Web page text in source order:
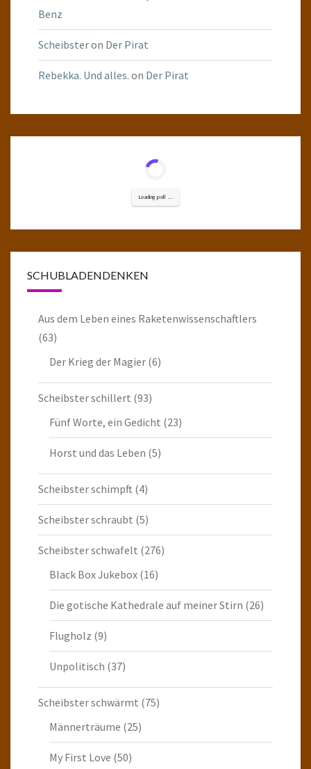
Benz
Scheibsteron Der Pirat
Rebekka. Und alles. on Der Pirat
Loading poll ...
SCHUBLADENDENKEN
Aus dem Leben eines Raketenwissenschaftlers
(63)
Der Krieg der Magier (6)
Scheibster schillert (93)
Fünf Worte, ein Gedicht (23)
Horst und das Leben (5)
Scheibster schimpft (4)
Scheibster schraubt (5)
Scheibster schwafelt (276)
Black Box Jukebox (16)
Die gotische Kathedrale auf meiner Stirn (26)
Flugholz (9)
Unpolitisch (37)
Scheibster schwärmt (75)
Männerträume (25)
My First Love (50)